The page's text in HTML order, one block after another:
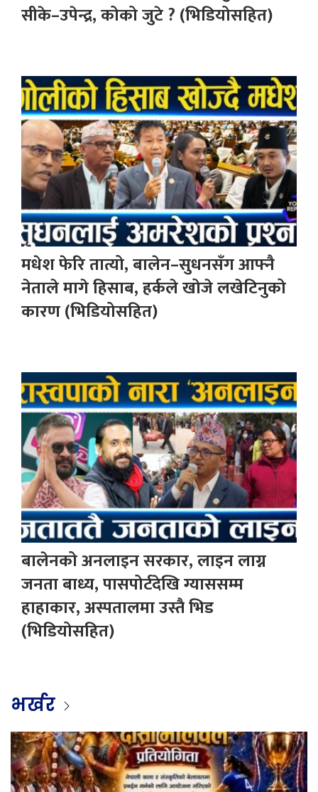
सीके–उपेन्द्र, कोको जुटे ? (भिडियोसहित)
मधेश फेरि तात्यो, बालेन–सुधनसँग आफ्नै
नेताले मागे हिसाब, हर्कले खोजे लखेटिनुको
कारण (भिडियोसहित)
बालेनको अनलाइन सरकार, लाइन लाग्न
जनता बाध्य, पासपोर्टदेखि ग्याससम्म
हाहाकार, अस्पतालमा उस्तै भिड
(भिडियोसहित)
भर्खर